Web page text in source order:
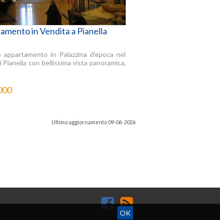
in Vendita a Pianella
appartamento in Palazzina d'epoca nel
con bellissima vista panoramica,
Ultimo aggiornamento 09-06-2026
OK